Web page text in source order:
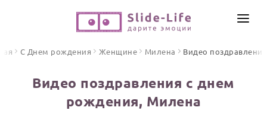
ПО ФОРМАТУ
ИНСТРУМЕНТЫ
С Днем рождения Женщине Милена Видео поздравления
Видео поздравления с днем
рождения, Милена